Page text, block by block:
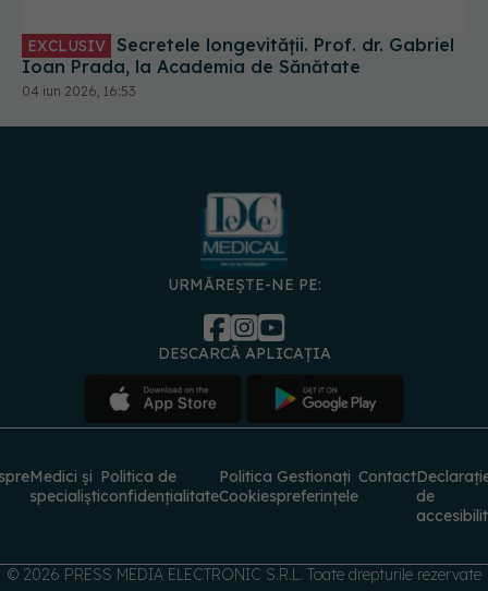
EXCLUSIV
Ioan Prada, la Academia de Sănătate
04 iun 2026, 16:53
URMĂREȘTE-NE PE:
DESCARCĂ APLICAȚIA
Medici și
specialiști
Politica de
confidențialitate
Politica
Cookies
Gestionați
preferințele
Contact
de
© 2026 PRESS MEDIA ELECTRONIC S.R.L. Toate drepturile rezervate